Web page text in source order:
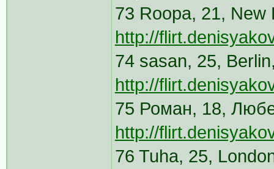
73 Roopa, 21,
http://
74 sasan, 25,
http://
75 Роман, 18,
http://
76 Tuha, 25,